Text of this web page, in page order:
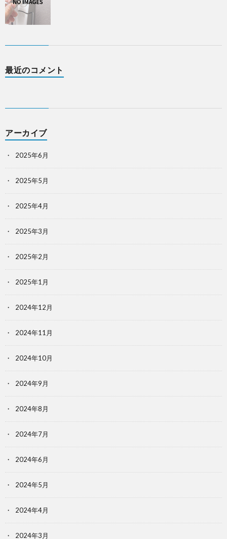
最近のコメント
アーカイブ
2025年6月
2025年5月
2025年4月
2025年3月
2025年2月
2025年1月
2024年12月
2024年11月
2024年10月
2024年9月
2024年8月
2024年7月
2024年6月
2024年5月
2024年4月
2024年3月